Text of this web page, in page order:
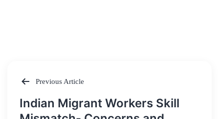
Post
navigation
Previous Article
Indian Migrant Workers Skill